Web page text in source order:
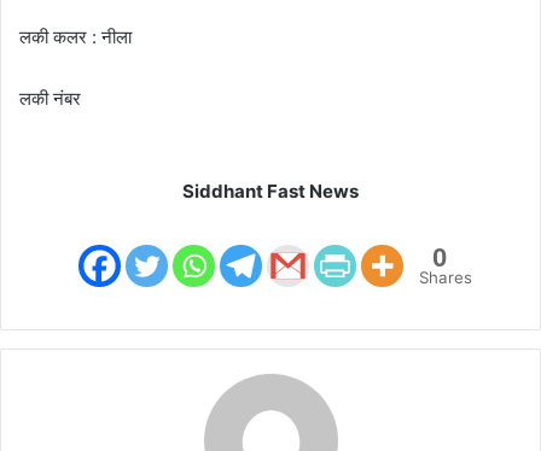
लकी कलर : नीला
लकी नंबर
Siddhant Fast News
0
Shares